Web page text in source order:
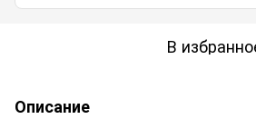
В
Описание